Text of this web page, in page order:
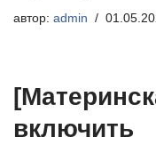
автор: admin
включить